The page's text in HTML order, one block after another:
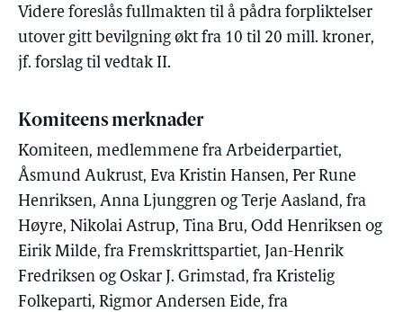
Videre foreslås fullmakten til å pådra forpliktelser
utover gitt bevilgning økt fra 10 til 20 mill. kroner,
jf. forslag til vedtak II.
Komiteens merknader
Komiteen, medlemmene fra Arbeiderpartiet,
Åsmund Aukrust, Eva Kristin Hansen, Per Rune
Henriksen, Anna Ljunggren og Terje Aasland, fra
Høyre, Nikolai Astrup, Tina Bru, Odd Henriksen og
Eirik Milde, fra Fremskrittspartiet, Jan-Henrik
Fredriksen og Oskar J. Grimstad, fra Kristelig
Folkeparti, Rigmor Andersen Eide, fra